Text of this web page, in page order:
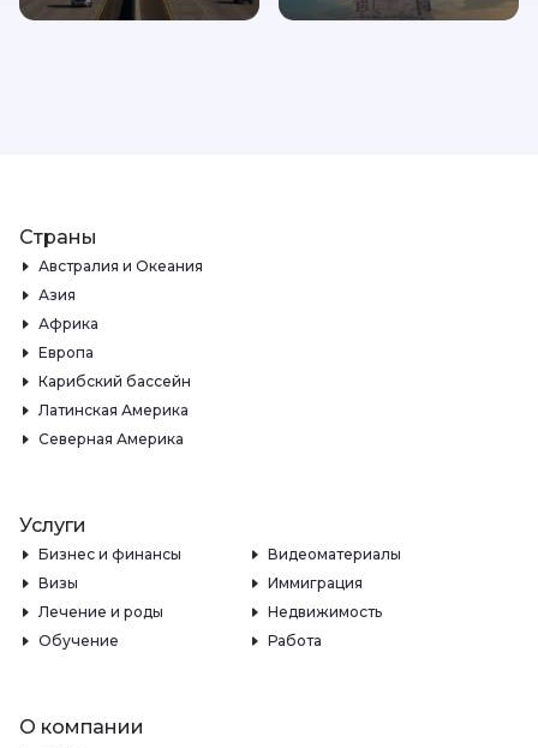
Страны
Австралия и Океания
Азия
Африка
Европа
Карибский бассейн
Латинская Америка
Северная Америка
Услуги
Бизнес и финансы
Видеоматериалы
Визы
Иммиграция
Лечение и роды
Недвижимость
Обучение
Работа
О компании